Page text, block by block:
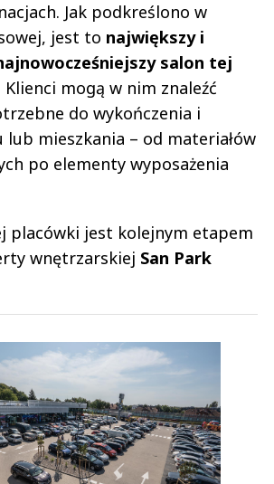
Jak podkreślono w
jest to największy i
salon tej
Klienci mogą w nim znaleźć
do wykończenia i
lub mieszkania – od materiałów
po elementy wyposażenia
placówki jest kolejnym etapem
wnętrzarskiej San Park